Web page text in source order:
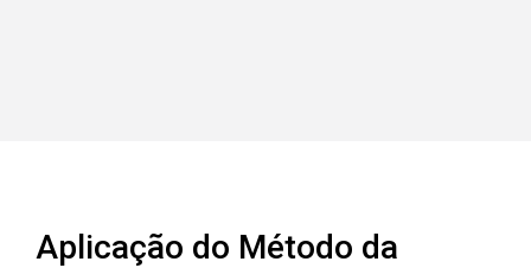
Aplicação do Método da